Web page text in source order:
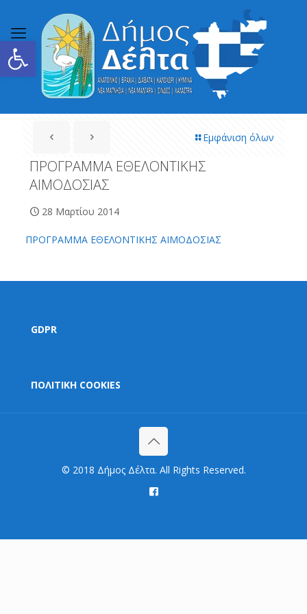
Ανοίξτε τη γραμμή εργαλείων
Εμφάνιση όλων
ΠΡΟΓΡΑΜΜΑ ΕΘΕΛΟΝΤΙΚΗΣ
ΑΙΜΟΔΟΣΙΑΣ
28 Μαρτίου 2014
ΠΡΟΓΡΑΜΜΑ ΕΘΕΛΟΝΤΙΚΗΣ ΑΙΜΟΔΟΣΙΑΣ
GDPR
ΠΟΛΙΤΙΚΗ COOKIES
© 2018 Δήμος Δέλτα. All Rights Reserved.